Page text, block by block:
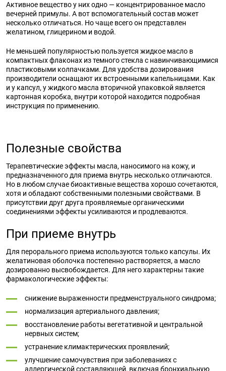
Активное вещество у них одно — концентрированное масло
вечерней примулы. А вот вспомогательный состав может
несколько отличаться. Но чаще всего он представлен
желатином, глицерином и водой.
Не меньшей популярностью пользуется жидкое масло в
компактных флаконах из темного стекла с навинчивающимися
пластиковыми колпачками. Для удобства дозирования
производители оснащают их встроенными капельницами. Как
и у капсул, у жидкого масла вторичной упаковкой является
картонная коробка, внутри которой находится подробная
инструкция по применению.
Полезные свойства
Терапевтические эффекты масла, наносимого на кожу, и
предназначенного для приема внутрь несколько отличаются.
Но в любом случае биоактивные вещества хорошо сочетаются,
хотя и обладают собственными полезными свойствами. В
присутствии друг друга проявляемые органическими
соединениями эффекты усиливаются и продлеваются.
При приеме внутрь
Для перорального приема используются только капсулы. Их
желатиновая оболочка постепенно растворяется, а масло
дозированно высвобождается. Для него характерны такие
фармакологические эффекты:
снижение выраженности предменструального синдрома;
нормализация артериального давления;
восстановление работы вегетативной и центральной
нервных систем;
устранение климактерических проявлений;
улучшение самочувствия при заболеваниях с
аллергической составляющей, включая бронхиальную